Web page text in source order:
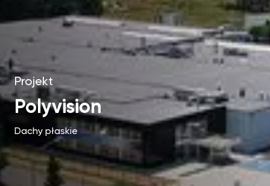
Projekt
Polyvision
Dachy płaskie